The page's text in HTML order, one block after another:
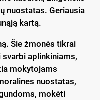
nuostatas. Geriausia
kartą.
Šie žmonės tikrai
svarbi aplinkiniams,
mokytojams
nuostatas,
mokėti